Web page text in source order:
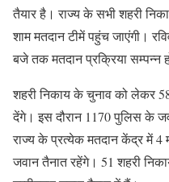
तैयार है। राज्य के सभी शहरी
शाम मतदान टीमें पहुंच जाएंगी।
बजे तक मतदान प्रक्रिया सम्पन्न
शहरी निकाय के चुनाव को लेकर
देंगे। इस दौरान 1170 पुलिस के
राज्य के प्रत्येक मतदान केंद्र में 4
जवान तैनात रहेंगे। 51 शहरी